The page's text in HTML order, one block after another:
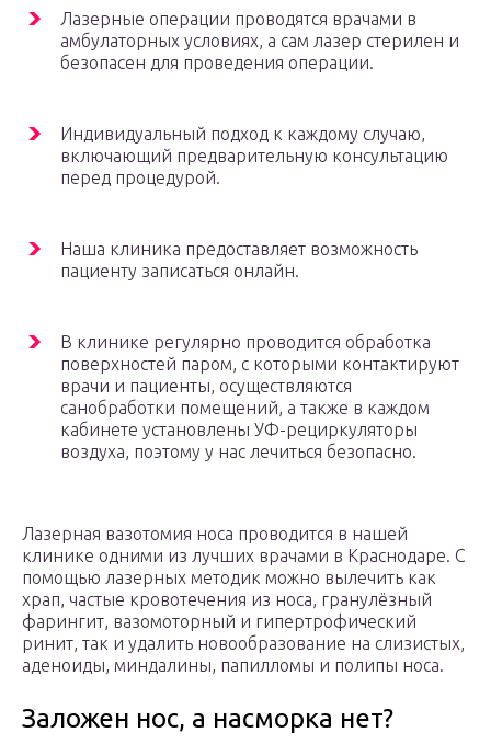
Лазерные операции проводятся врачами в
амбулаторных условиях, а сам лазер стерилен и
безопасен для проведения операции.
Индивидуальный подход к каждому случаю,
включающий предварительную консультацию
перед процедурой.
Наша клиника предоставляет возможность
пациенту записаться онлайн.
В клинике регулярно проводится обработка
поверхностей паром, с которыми контактируют
врачи и пациенты, осуществляются
санобработки помещений, а также в каждом
кабинете установлены УФ-рециркуляторы
воздуха, поэтому у нас лечиться безопасно.
Лазерная вазотомия носа проводится в нашей
клинике одними из лучших врачами в Краснодаре. С
помощью лазерных методик можно вылечить как
храп, частые кровотечения из носа, гранулёзный
фарингит, вазомоторный и гипертрофический
ринит, так и удалить новообразование на слизистых,
аденоиды, миндалины, папилломы и полипы носа.
Заложен нос, а насморка нет?